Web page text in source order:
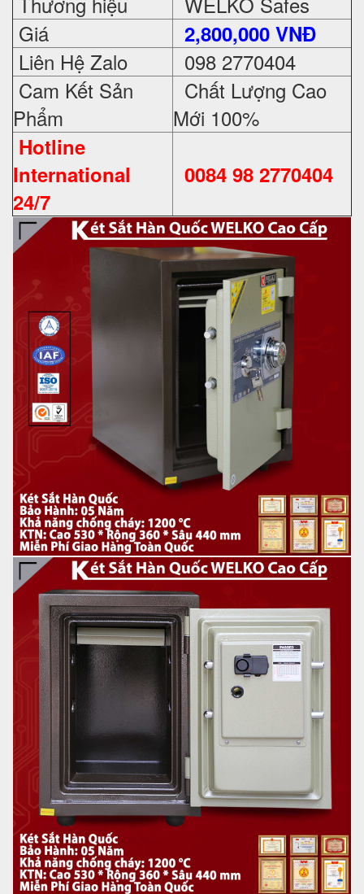
Giá
2,800,000 VNĐ
Liên Hệ Zalo
098 2770404
Cam Kết Sản
Phẩm
Chất Lượng Cao
Mới 100%
Hotline
International
24/7
0084 98 2770404